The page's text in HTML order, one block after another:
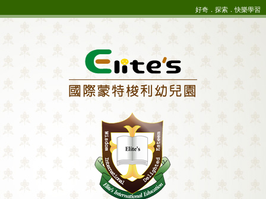
好奇．探索．快樂學習